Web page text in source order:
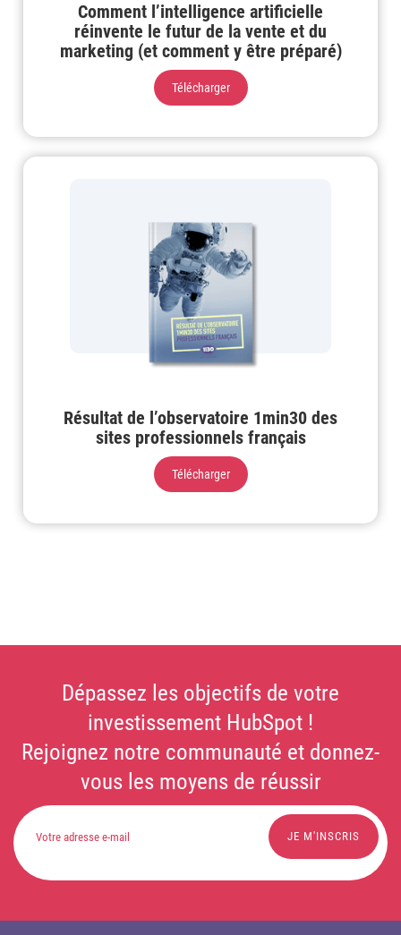
Comment l’intelligence artificielle
réinvente le futur de la vente et du
marketing (et comment y être préparé)
Télécharger
Résultat de l’observatoire 1min30 des
sites professionnels français
Télécharger
Dépassez les objectifs de votre
investissement HubSpot !
Rejoignez notre communauté et donnez-
vous les moyens de réussir